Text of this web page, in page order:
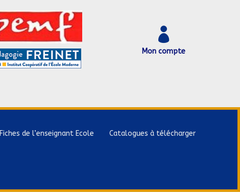

Mon compte
Fiches de l’enseignant Ecole Catalogues à télécharger